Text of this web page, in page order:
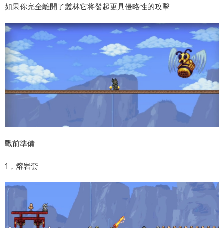
如果你完全離開了叢林它将發起更具侵略性的攻擊
戰前準備
1，熔岩套